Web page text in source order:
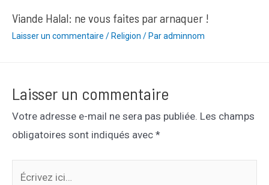
Viande Halal: ne vous faites par arnaquer !
Laisser un commentaire / Religion / Paradminnom
Laisser un commentaire
Votre adresse e-mail ne sera pas publiée. Les champs
obligatoires sont indiqués avec *